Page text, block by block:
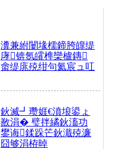
瀵兼紨闄堟檽鍗胯皥缇
庨锛氬皬榫欒櫨鏄
畬缇庣殑绀句氦宸ュ叿
鈥滅┛瓒娾€濆埌鍙ょ
敾涓� 璧拌繘鈥滀功
鐢诲鍒跺笀鈥濈殑濂
囧够涓栫晫